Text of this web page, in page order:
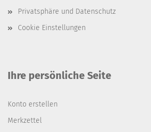
Privatsphäre und Datenschutz
Cookie Einstellungen
Ihre persönliche Seite
Konto erstellen
Merkzettel